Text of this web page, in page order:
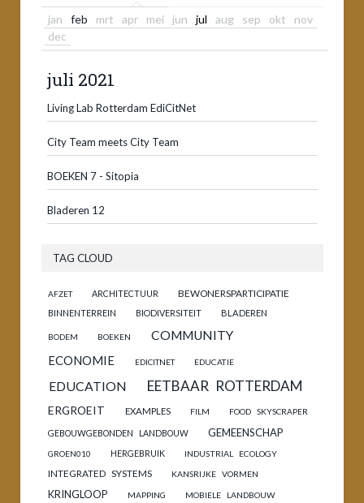
jan feb mrt apr mei jun jul aug sep okt
nov
dec
juli 2021
Living Lab Rotterdam EdiCitNet
City Team meets City Team
BOEKEN 7 - Sitopia
Bladeren 12
TAG CLOUD
AFZET ARCHITECTUUR BEWONERSPARTICIPATIE
BINNENTERREIN BIODIVERSITEIT BLADEREN
BODEM BOEKEN
COMMUNITY
ECONOMIE
EDICITNET EDUCATIE
EDUCATION EETBAAR ROTTERDAM
ERGROEIT EXAMPLES FILM FOOD SKYSCRAPER
GEBOUWGEBONDEN LANDBOUW GEMEENSCHAP
GROEN010 HERGEBRUIK INDUSTRIAL ECOLOGY
INTEGRATED SYSTEMS KANSRIJKE VORMEN
KRINGLOOP MAPPING MOBIELE LANDBOUW